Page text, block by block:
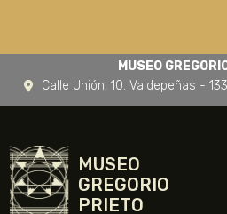
MUSEO
Calle Unión, 10. Valdepeñas -
MUSEO
GREGORIO
PRIETO